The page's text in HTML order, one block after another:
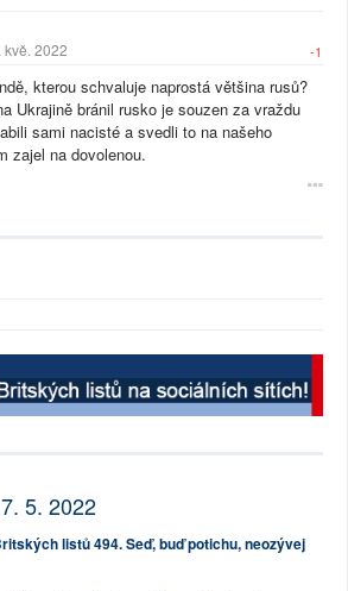
kvě. 2022 -1
kterou schvaluje naprostá většina rusů?
Ukrajině bránil rusko je souzen za vraždu
sami nacisté a svedli to na našeho
zajel na dovolenou.
5. 2022
listů 494. Seď, buď potichu, neozývej